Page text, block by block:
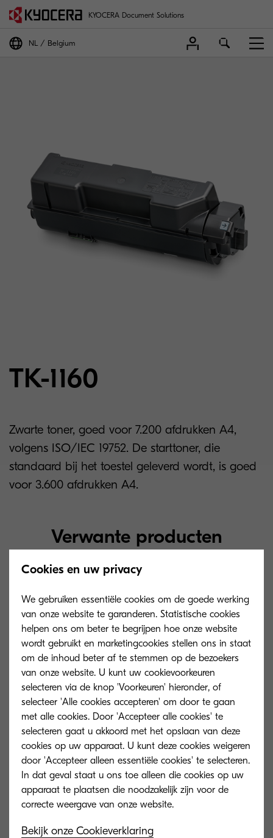
KYOCERA Document Solutions
NL Belgium
TK-1160
Zwarte toner, goed voor 7.200 afdrukken A4,
volgens ISO/IEC 19752. De starttoner, die
standaard bij het toestel geleverd wordt, is goed
voor 3.600 afdrukken A4.
Verwante producten
ECOSYS P2040dn
Snelle, betrouwbare en veelzijdige A4
monochrome printer.
ECOSYS
Snelle,
monochrome
Cookies en uw privacy
We gebruiken essentiële cookies om de goede werking
van onze website te garanderen. Statistische cookies
helpen ons om beter te begrijpen hoe onze website
wordt gebruikt en marketingcookies stellen ons in staat
om de inhoud beter af te stemmen op de bezoekers
van onze website. U kunt uw cookievoorkeuren
selecteren via de knop 'Voorkeuren' hieronder, of
selecteer 'Alle cookies accepteren' om door te gaan
met alle cookies. Door 'Accepteer alle cookies' te
selecteren gaat u akkoord met het opslaan van deze
cookies op uw apparaat. U kunt deze cookies weigeren
door 'Accepteer alleen essentiële cookies' te selecteren.
In dat geval staat u ons toe alleen die cookies op uw
apparaat te plaatsen die noodzakelijk zijn voor de
Bekijk onze Cookieverklaring